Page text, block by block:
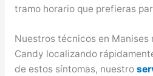
tramo horario que prefieras
Nuestros técnicos en Manises
Candy localizando
de estos síntomas, nuestro